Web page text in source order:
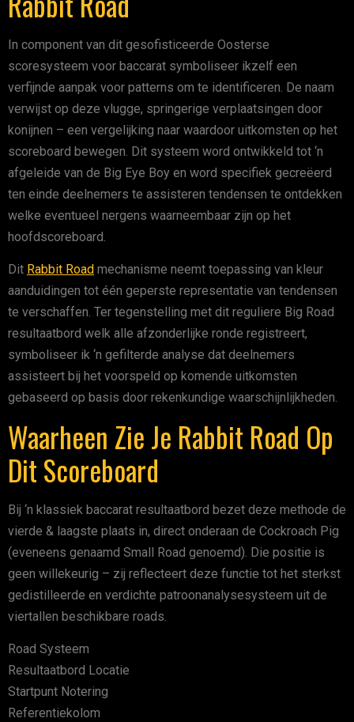
In component van dit gesofisticeerde Oosterse
scoresysteem voor baccarat symboliseer ikzelf een
verfijnde aanpak voor patterns om te identificeren. De naam
verwijst op deze vlugge, springerige verplaatsingen door
konijnen – een vergelijking naar waardoor uitkomsten op het
scoreboard bewegen. Dit systeem word ontwikkeld tot ‘n
afgeleide van de Big Eye Boy en word specifiek gecreëerd
ten einde deelnemers te assisteren tendensen te ontdekken
welke eventueel nergens waarneembaar zijn op het
hoofdscoreboard.
Dit Rabbit Road mechanisme neemt toepassing van kleur
aanduidingen tot één geperste representatie van tendensen
te verschaffen. Ter tegenstelling met dit reguliere Big Road
resultaatbord welk alle afzonderlijke ronde registreert,
symboliseer ik ‘n gefilterde analyse dat deelnemers
assisteert bij het voorspeld op komende uitkomsten
gebaseerd op basis door rekenkundige waarschijnlijkheden.
Waarheen Zie Je Rabbit Road Op
Dit Scoreboard
Bij ‘n klassiek baccarat resultaatbord bezet deze methode de
vierde & laagste plaats in, direct onderaan de Cockroach Pig
(eveneens genaamd Small Road genoemd). Die positie is
geen willekeurig – zij reflecteert deze functie tot het sterkst
gedistilleerde en verdichte patroonanalysesysteem uit de
viertallen beschikbare roads.
Road Systeem
Resultaatbord Locatie
Startpunt Notering
Referentiekolom